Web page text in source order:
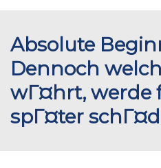
Absolute
Dennoch
wГ¤hrt, werde
spГ¤ter